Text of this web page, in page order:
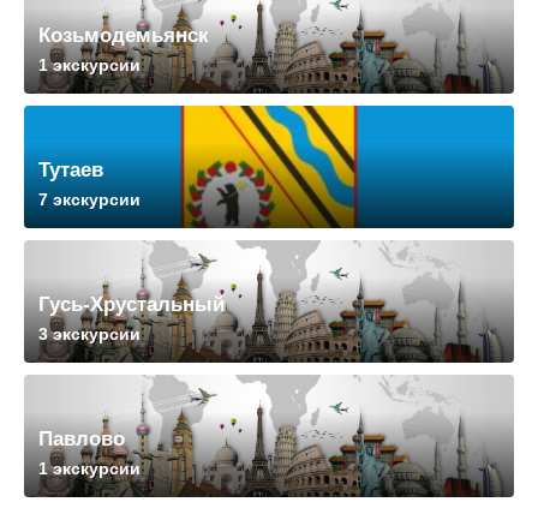
Козьмодемьянск
1 экскурсии
Тутаев
7 экскурсии
Гусь-Хрустальный
3 экскурсии
Павлово
1 экскурсии